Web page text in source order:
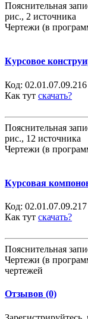
Пояснительная
рис., 2 источника
Чертежи (в
Курсовое
Код: 02.01.07.09.216
Как тут скачать?
Пояснительная
рис., 12 источника
Чертежи (в
Курсовая
Код: 02.01.07.09.217
Как тут скачать?
Пояснительная
Чертежи (в
чертежей
Отзывов (0)